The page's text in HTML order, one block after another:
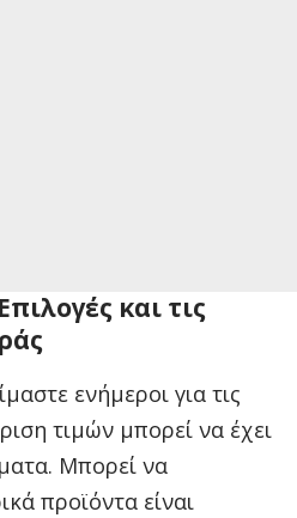
και τις
ενήμεροι για τις
τιμών μπορεί να έχει
Μπορεί να
προϊόντα είναι